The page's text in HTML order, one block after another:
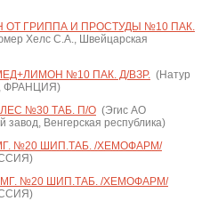
ГРИППА И ПРОСТУДЫ №10 ПАК.
Хелс С.А., Швейцарская
№10 ПАК. Д/ВЗР.(Натур
ФРАНЦИЯ)
№30 ТАБ. П/О(Эгис АО
завод, Венгерская республика)
№20 ШИП.ТАБ. /ХЕМОФАРМ/
№20 ШИП.ТАБ. /ХЕМОФАРМ/